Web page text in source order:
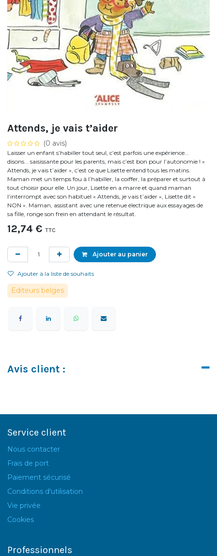
Attends, je vais t’aider
(0 avis)
Laisser un enfant s’habiller tout seul, c’est parfois une expérience...
disons... saisissante pour les parents, mais c’est bon pour l’autonomie ! «
Attends, je vais t’aider », c’est ce que Lisette entend tous les matins.
Maman met un temps fou à l’habiller, la coiffer, la préparer et surtout à
tout choisir pour elle. Un jour, Lisette en a marre et quand maman
l’interrompt avec son habituel « Attends, je vais t’aider », Lisette dit «
NON ». Maman, assistant avec une retenue électrique aux essayages de
sa fille, ronge son frein en attendant le résultat.
12,74 € TTC
Ajouter au panier
Ajouter à la liste de souhaits
Editeurs belges
Avis client :
Service client
Nous contacter
Frais de port
Paiement sécurisé
Conditions d'utilisation
Vie privée
Cookies
Professionnels